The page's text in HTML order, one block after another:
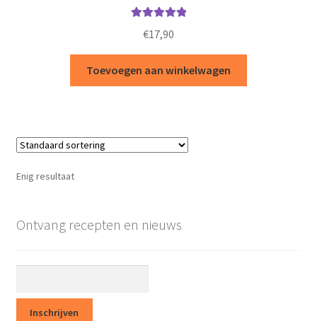
Terms and Conditions
Winkel
Afrekenen
uit 5
€17,90
Toevoegen aan winkelwagen
Enig resultaat
Ontvang recepten en nieuws